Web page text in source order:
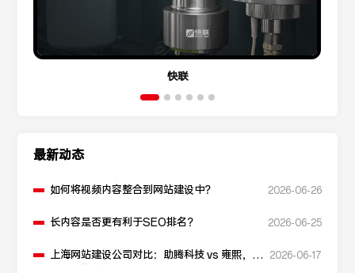
快联
最新动态
如何将视频内容整合到网站建设中？ 2026-06-26
长内容是否更有利于SEO排名？ 2026-06-25
上海网站建设公司对比：助腾科技 vs 雍熙，如
2026-06-17